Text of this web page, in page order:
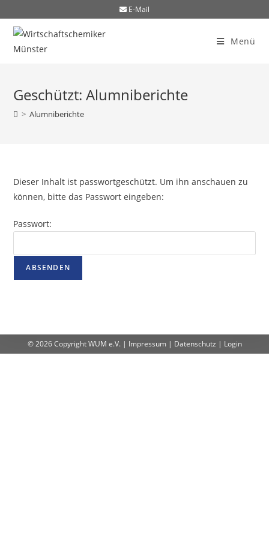
E-Mail
Menü
Geschützt: Alumniberichte
> Alumniberichte
Dieser Inhalt ist passwortgeschützt. Um ihn anschauen zu
können, bitte das Passwort eingeben:
Passwort:
© 2026 CopyrightWUM e.V.| Impressum| Datenschutz | Login